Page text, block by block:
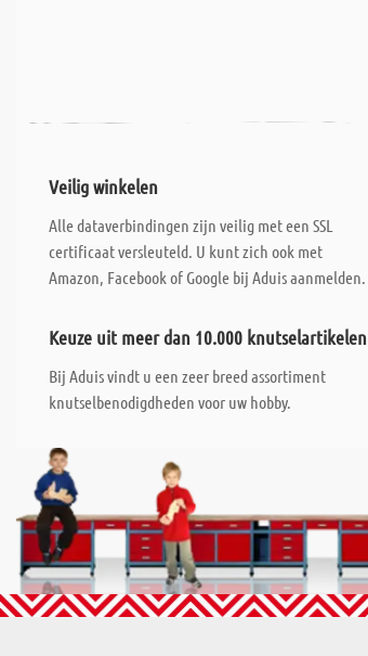
Veilig winkelen
Alle dataverbindingen zijn veilig met een SSL
certificaat versleuteld. U kunt zich ook met
Amazon, Facebook of Google bij Aduis aanmelden.
Keuze uit meer dan 10.000 knutselartikelen
Bij Aduis vindt u een zeer breed assortiment
knutselbenodigdheden voor uw hobby.